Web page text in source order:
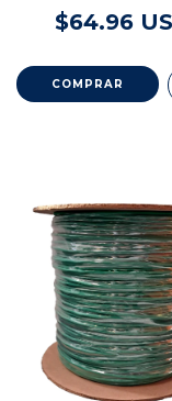
Schneider
$64.96